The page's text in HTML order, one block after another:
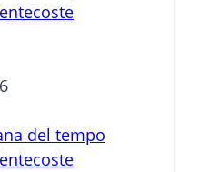
del tempo